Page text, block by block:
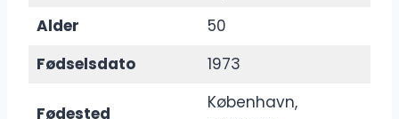
Alder
50
Fødselsdato
1973
Fødested
København,